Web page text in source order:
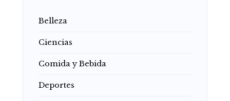
Belleza
Ciencias
Comida y Bebida
Deportes